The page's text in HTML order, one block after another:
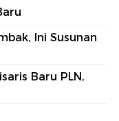
Ini Susunan
Baru PLN,